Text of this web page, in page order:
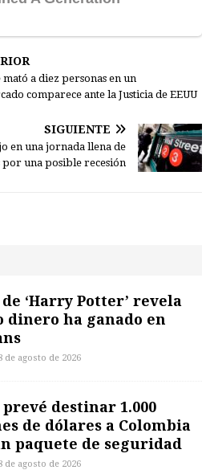
mató a diez personas en un
comparece ante la Justicia de EEUU
SIGUIENTE
en una jornada llena de
por una posible recesión
‘Harry Potter’ revela
dinero ha ganado en
de agosto de 2026
prevé destinar 1.000
de dólares a Colombia
paquete de seguridad
de agosto de 2026